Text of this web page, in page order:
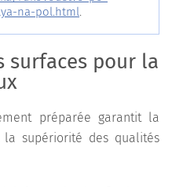
na-pol.html
surfaces pour la
préparée garantit la
supériorité des qualités